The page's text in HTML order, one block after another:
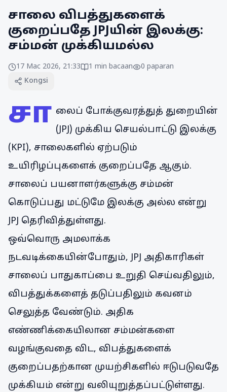
சாலை விபத்துகளைக்
குறைப்பதே JPJயின் இலக்கு:
சம்மன் முக்கியமல்ல
17 Mac 2026, 21:33 1 min bacaan 0 paparan
Kongsi
சா லைப் போக்குவரத்துத் துறையின்
(JPJ) முக்கிய செயல்பாட்டு இலக்கு
(KPI), சாலைகளில் ஏற்படும்
உயிரிழப்புகளைக் குறைப்பதே ஆகும்.
சாலைப் பயனாளர்களுக்கு சம்மன்
கொடுப்பது மட்டுமே இலக்கு அல்ல என்று
JPJ தெரிவித்துள்ளது.
ஒவ்வொரு அமலாக்க
நடவடிக்கையின்போதும், JPJ அதிகாரிகள்
சாலைப் பாதுகாப்பை உறுதி செய்வதிலும்,
விபத்துக்களைத் தடுப்பதிலும் கவனம்
செலுத்த வேண்டும். அதிக
எண்ணிக்கையிலான சம்மன்களை
வழங்குவதை விட, விபத்துகளைக்
குறைப்பதற்கான முயற்சிகளில் ஈடுபடுவதே
முக்கியம் என்று வலியுறுத்தப்பட்டுள்ளது.